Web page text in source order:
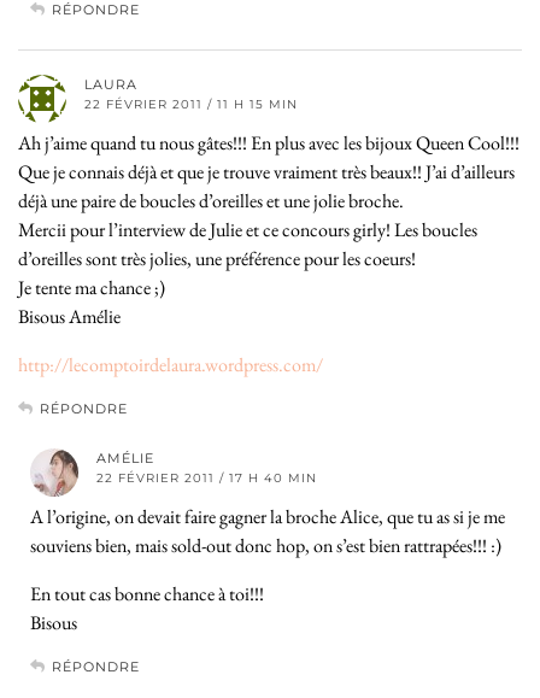
RÉPONDRE
LAURA
22 FÉVRIER 2011 / 11 H 15 MIN
Ah j’aime quand tu nous gâtes!!! En plus avec les bijoux Queen Cool!!!
Que je connais déjà et que je trouve vraiment très beaux!! J’ai d’ailleurs
déjà une paire de boucles d’oreilles et une jolie broche.
Mercii pour l’interview de Julie et ce concours girly! Les boucles
d’oreilles sont très jolies, une préférence pour les coeurs!
Je tente ma chance ;)
Bisous Amélie
http://lecomptoirdelaura.wordpress.com/
RÉPONDRE
AMÉLIE
22 FÉVRIER 2011 / 17 H 40 MIN
A l’origine, on devait faire gagner la broche Alice, que tu as si je me
souviens bien, mais sold-out donc hop, on s’est bien rattrapées!!! :)
En tout cas bonne chance à toi!!!
Bisous
RÉPONDRE